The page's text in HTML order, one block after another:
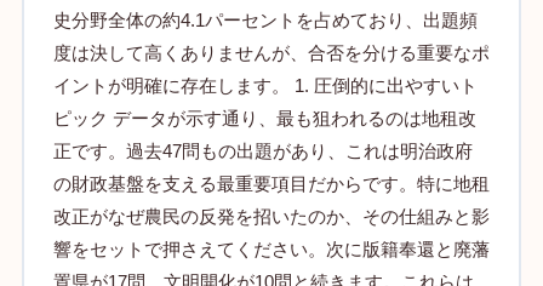
史分野全体の約4.1パーセントを占めており、出題頻
度は決して高くありませんが、合否を分ける重要なポ
イントが明確に存在します。 1. 圧倒的に出やすいト
ピック データが示す通り、最も狙われるのは地租改
正です。過去47問もの出題があり、これは明治政府
の財政基盤を支える最重要項目だからです。特に地租
改正がなぜ農民の反発を招いたのか、その仕組みと影
響をセットで押さえてください。次に版籍奉還と廃藩
置県が17問、文明開化が10問と続きます。これらは